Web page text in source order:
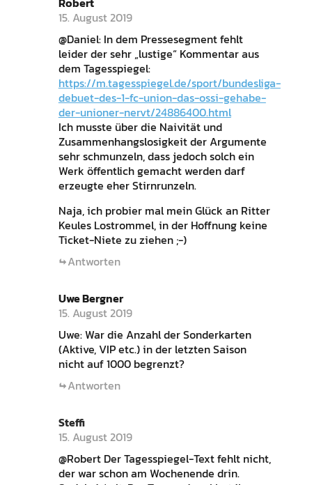
15. August 2019
@Daniel: In dem Pressesegment fehlt
leider der sehr „lustige“ Kommentar aus
dem Tagesspiegel:
https://m.tagesspiegel.de/sport/bundesliga-
debuet-des-1-fc-union-das-ossi-gehabe-
der-unioner-nervt/24886400.html
Ich musste über die Naivität und
Zusammenhangslosigkeit der Argumente
sehr schmunzeln, dass jedoch solch ein
Werk öffentlich gemacht werden darf
erzeugte eher Stirnrunzeln.
Naja, ich probier mal mein Glück an Ritter
Keules Lostrommel, in der Hoffnung keine
Ticket-Niete zu ziehen ;-)
Antworten
Uwe Bergner
15. August 2019
Uwe: War die Anzahl der Sonderkarten
(Aktive, VIP etc.) in der letzten Saison
nicht auf 1000 begrenzt?
Antworten
Steffi
15. August 2019
@Robert Der Tagesspiegel-Text fehlt nicht,
der war schon am Wochenende drin.